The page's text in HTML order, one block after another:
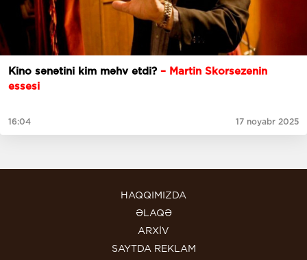
Kino sənətini kim məhv etdi? – Martin Skorsezenin
essesi
16:04 17 noyabr 2025
HAQQIMIZDA
ƏLAQƏ
ARXİV
SAYTDA REKLAM